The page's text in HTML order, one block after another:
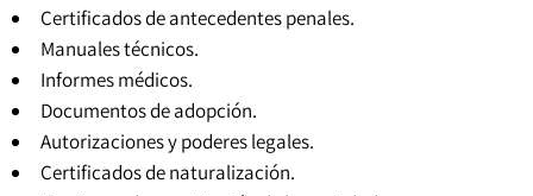
Certificados de antecedentes penales.
Manuales técnicos.
Informes médicos.
Documentos de adopción.
Autorizaciones y poderes legales.
Certificados de naturalización.